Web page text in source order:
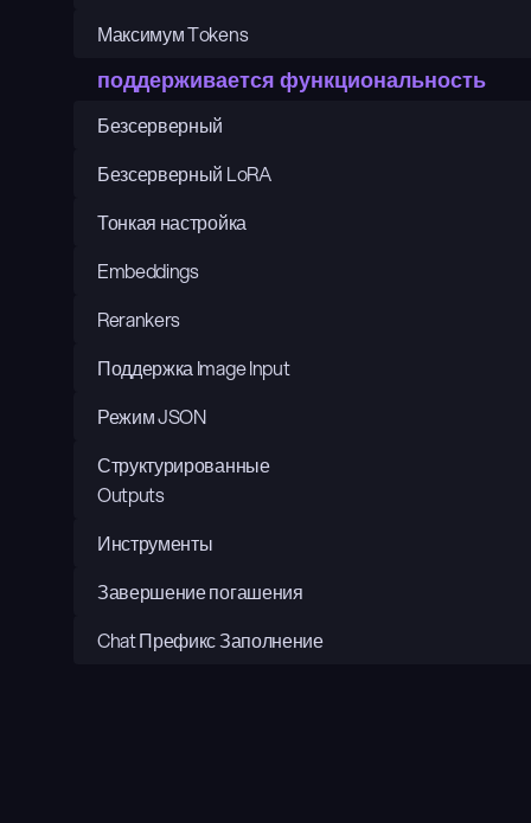
Максимум Tokens
поддерживается функциональность
Безсерверный
Безсерверный LoRA
Тонкая настройка
Embeddings
Rerankers
Поддержка Image Input
Режим JSON
Структурированные
Outputs
Инструменты
Завершение погашения
Chat Префикс Заполнение